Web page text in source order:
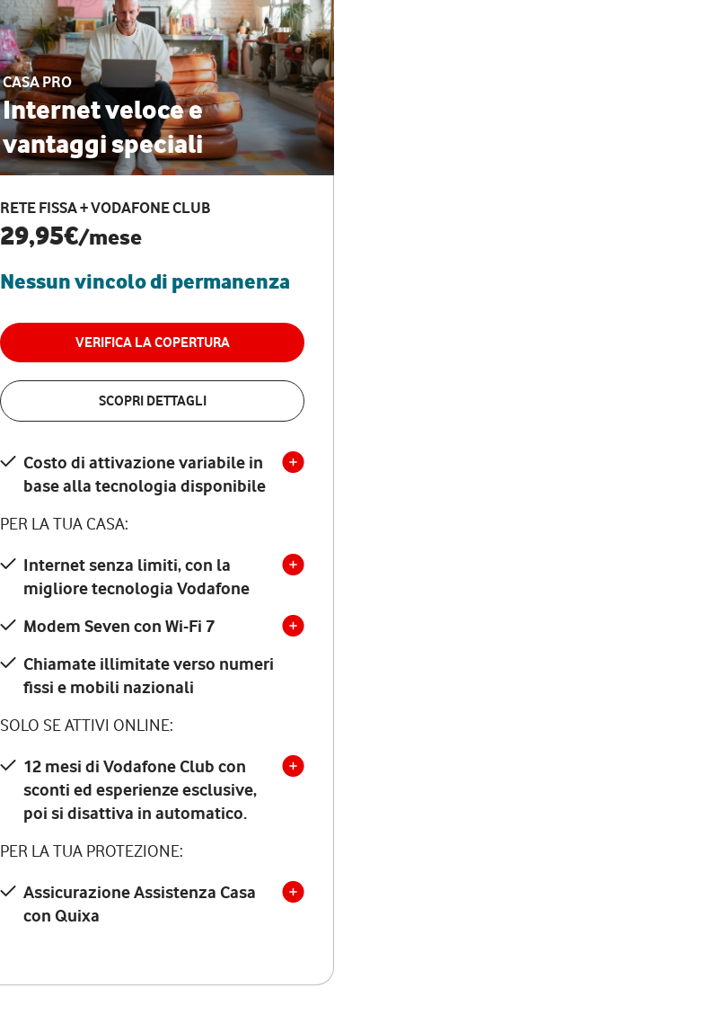
CASA PRO
Internet veloce e
vantaggi speciali
RETE FISSA + VODAFONE CLUB
29,95€/mese
Nessun vincolo di permanenza
VERIFICA LA COPERTURA
SCOPRI DETTAGLI
Costo di attivazione variabile in
base alla tecnologia disponibile
PER LA TUA CASA:
Internet senza limiti, con la
migliore tecnologia Vodafone
Modem Seven con Wi-Fi 7
Chiamate illimitate verso numeri
fissi e mobili nazionali
SOLO SE ATTIVI ONLINE:
12 mesi di Vodafone Club con
sconti ed esperienze esclusive,
poi si disattiva in automatico.
PER LA TUA PROTEZIONE:
Assicurazione Assistenza Casa
con Quixa